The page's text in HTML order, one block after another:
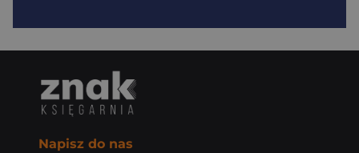
Napisz do nas